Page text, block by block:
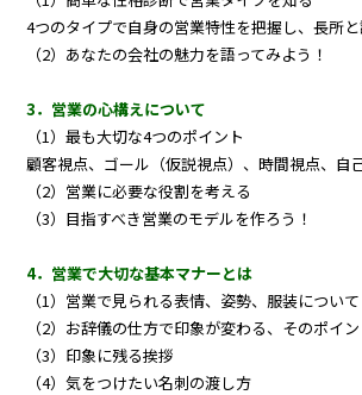
4つのタイプで自身の営業特性を把握し、長所
（2）あなたの会社の魅力を語ってみよう！
3．営業の心構えについて
（1）最も大切な4つのポイント
顧客視点、ゴール（仮説視点）、時間視点、自
（2）営業に必要な役割を考える
（3）目指すべき営業のモデルを作ろう！
4．営業で大切な基本マナーとは
（1）営業で見られる表情、姿勢、服装について
（2）お辞儀の仕方で印象が変わる、そのポイ
（3）印象に残る挨拶
（4）気をつけたい名刺の渡し方